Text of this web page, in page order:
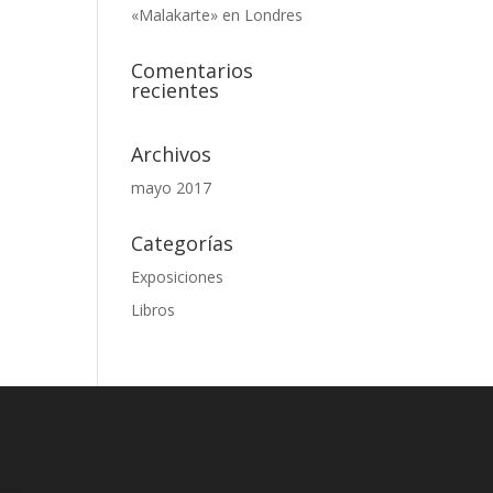
«Malakarte» en Londres
Comentarios
recientes
Archivos
mayo 2017
Categorías
Exposiciones
Libros